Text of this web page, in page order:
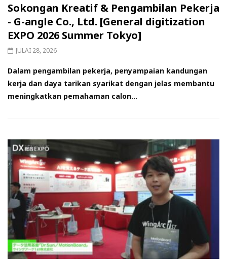
Sokongan Kreatif & Pengambilan Pekerja
- G-angle Co., Ltd. [General digitization
EXPO 2026 Summer Tokyo]
JULAI 28, 2026
Dalam pengambilan pekerja, penyampaian kandungan
kerja dan daya tarikan syarikat dengan jelas membantu
meningkatkan pemahaman calon...